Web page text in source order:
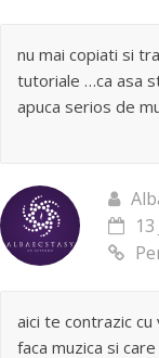
nu mai copiati si
tutoriale …ca asa
apuca serios de
aici te contrazic
faca muzica si